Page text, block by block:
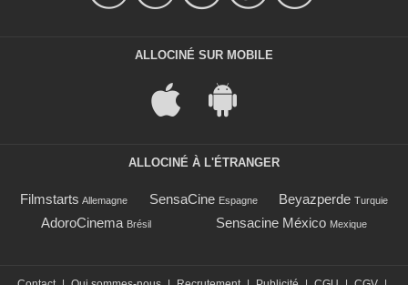
ALLOCINÉ SUR MOBILE
ALLOCINÉ À L'ÉTRANGER
Filmstarts Allemagne SensaCine Espagne Beyazperde Turquie
AdoroCinema Brésil Sensacine México Mexique